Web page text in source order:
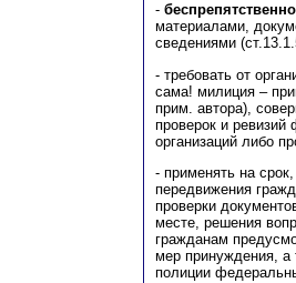
- беспрепятственно
материалами,
сведениями
- требовать от
сама! милиция –
прим. автора),
проверок и ревизий
организаций либо
- применять на
передвижения
проверки
месте, решения
гражданам
мер принуждения, а
полиции